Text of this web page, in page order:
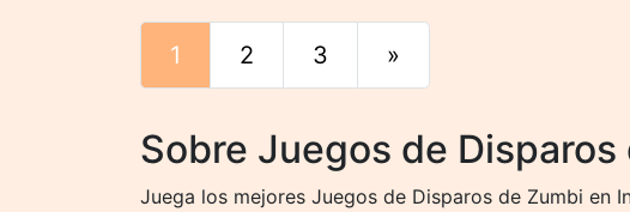
1 2 3 »
Sobre Juegos de Disparos
Juega los mejores Juegos de Disparos de Zumbi en